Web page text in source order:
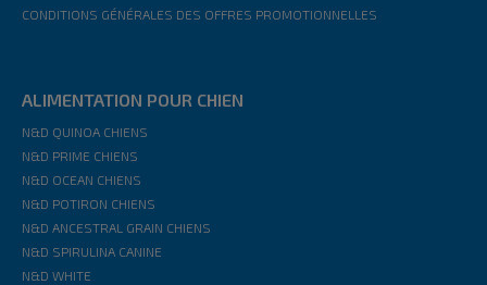
CONDITIONS GÉNÉRALES DES OFFRES PROMOTIONNELLES
ALIMENTATION POUR CHIEN
N&D QUINOA CHIENS
N&D PRIME CHIENS
N&D OCEAN CHIENS
N&D POTIRON CHIENS
N&D ANCESTRAL GRAIN CHIENS
N&D SPIRULINA CANINE
N&D WHITE